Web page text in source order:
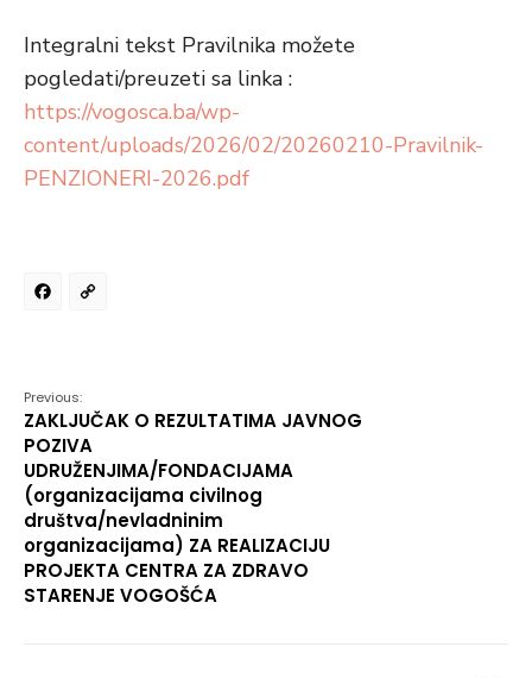
Integralni tekst Pravilnika možete
pogledati/preuzeti sa linka :
https://vogosca.ba/wp-
content/uploads/2026/02/20260210-Pravilnik-
PENZIONERI-2026.pdf
Facebook
Previous:
ZAKLJUČAK O REZULTATIMA JAVNOG
POZIVA
UDRUŽENJIMA/FONDACIJAMA
(organizacijama civilnog
društva/nevladninim
organizacijama) ZA REALIZACIJU
PROJEKTA CENTRA ZA ZDRAVO
STARENJE VOGOŠĆA